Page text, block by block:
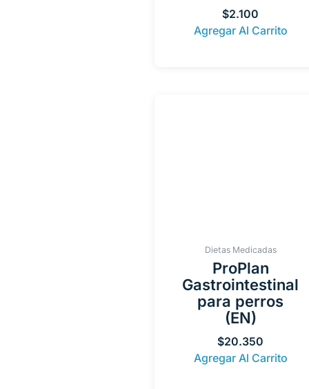
$2.100
Agregar Al Carrito
Dietas Medicadas
ProPlan
Gastrointestinal
para perros
(EN)
$20.350
Agregar Al Carrito